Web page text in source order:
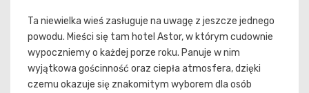
Ta niewielka wieś zasługuje na uwagę z jeszcze jednego
powodu. Mieści się tam hotel Astor, w którym cudownie
wypoczniemy o każdej porze roku. Panuje w nim
wyjątkowa gościnność oraz ciepła atmosfera, dzięki
czemu okazuje się znakomitym wyborem dla osób